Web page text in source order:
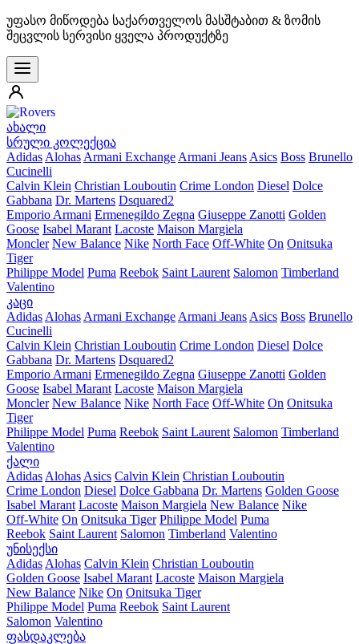
უფასო მიწოდება საქართველოს მასშტაბით & ზომის
შეცვლის სერვისი ყველა პროდუქტზე
ახალი
სრული კოლექცია
Adidas Alohas Armani Exchange Armani Jeans Asics Boss Brunello
Cucinelli
Calvin Klein Christian Louboutin Crime London Diesel Dolce
Gabbana Dr. Martens Dsquared2
Emporio Armani Ermenegildo Zegna Giuseppe Zanotti Golden
Goose Isabel Marant Lacoste Maison Margiela
Moncler New Balance Nike North Face Off-White On Onitsuka
Tiger
Philippe Model Puma Reebok Saint Laurent Salomon Timberland
Valentino
კაცი
Adidas Alohas Armani Exchange Armani Jeans Asics Boss Brunello
Cucinelli
Calvin Klein Christian Louboutin Crime London Diesel Dolce
Gabbana Dr. Martens Dsquared2
Emporio Armani Ermenegildo Zegna Giuseppe Zanotti Golden
Goose Isabel Marant Lacoste Maison Margiela
Moncler New Balance Nike North Face Off-White On Onitsuka
Tiger
Philippe Model Puma Reebok Saint Laurent Salomon Timberland
Valentino
ქალი
Adidas Alohas Asics Calvin Klein Christian Louboutin
Crime London Diesel Dolce Gabbana Dr. Martens Golden Goose
Isabel Marant Lacoste Maison Margiela New Balance Nike
Off-White On Onitsuka Tiger Philippe Model Puma
Reebok Saint Laurent Salomon Timberland Valentino
უნისექსი
Adidas Alohas Calvin Klein Christian Louboutin
Golden Goose Isabel Marant Lacoste Maison Margiela
New Balance Nike On Onitsuka Tiger
Philippe Model Puma Reebok Saint Laurent
Salomon Valentino
ფასდაკლება